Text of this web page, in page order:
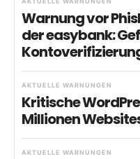
Warnung vor
der easybank:
AKTUELLE WARNUNGEN
Kritische
Millionen
AKTUELLE WARNUNGEN